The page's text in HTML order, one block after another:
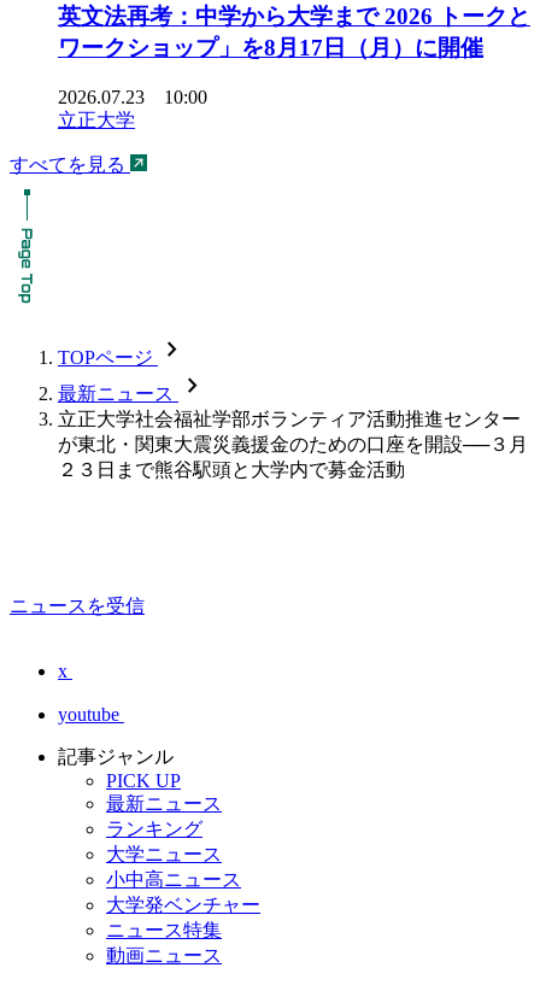
英文法再考：中学から大学まで 2026 トークと
ワークショップ」を8月17日（月）に開催
2026.07.23 10:00
立正大学
すべてを見る
TOPページ chevron_forward
最新ニュース chevron_forward
立正大学社会福祉学部ボランティア活動推進センター
が東北・関東大震災義援金のための口座を開設──３月
２３日まで熊谷駅頭と大学内で募金活動
ニュースを受信
x
youtube
記事ジャンル
PICK UP
最新ニュース
ランキング
大学ニュース
小中高ニュース
大学発ベンチャー
ニュース特集
動画ニュース